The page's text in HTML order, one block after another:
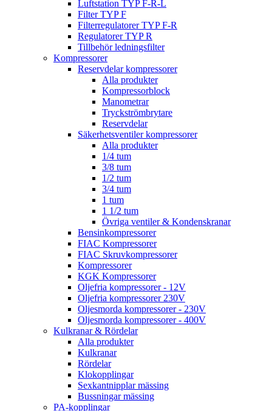
Luftstation TYP F-R-L
Filter TYP F
Filterregulatorer TYP F-R
Regulatorer TYP R
Tillbehör ledningsfilter
Kompressorer
Reservdelar kompressorer
Alla produkter
Kompressorblock
Manometrar
Tryckströmbrytare
Reservdelar
Säkerhetsventiler kompressorer
Alla produkter
1/4 tum
3/8 tum
1/2 tum
3/4 tum
1 tum
1 1/2 tum
Övriga ventiler & Kondenskranar
Bensinkompressorer
FIAC Kompressorer
FIAC Skruvkompressorer
Kompressorer
KGK Kompressorer
Oljefria kompressorer - 12V
Oljefria kompressorer 230V
Oljesmorda kompressorer - 230V
Oljesmorda kompressorer - 400V
Kulkranar & Rördelar
Alla produkter
Kulkranar
Rördelar
Klokopplingar
Sexkantnipplar mässing
Bussningar mässing
PA-kopplingar